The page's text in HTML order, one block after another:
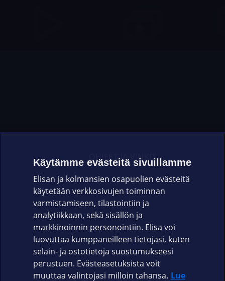
OHJEET JA VINKIT
OMAYHTEISÖ
VIANSELVITYS
ASIAKASPALVELU
ELISA.FI
Käytämme evästeitä sivuillamme
Elisan ja kolmansien osapuolien evästeitä
käytetään verkkosivujen toiminnan
varmistamiseen, tilastointiin ja
analytiikkaan, sekä sisällön ja
markkinoinnin personointiin. Elisa voi
luovuttaa kumppaneilleen tietojasi, kuten
selain- ja ostotietoja suostumukseesi
perustuen. Evästeasetuksista voit
muuttaa valintojasi milloin tahansa. Lue